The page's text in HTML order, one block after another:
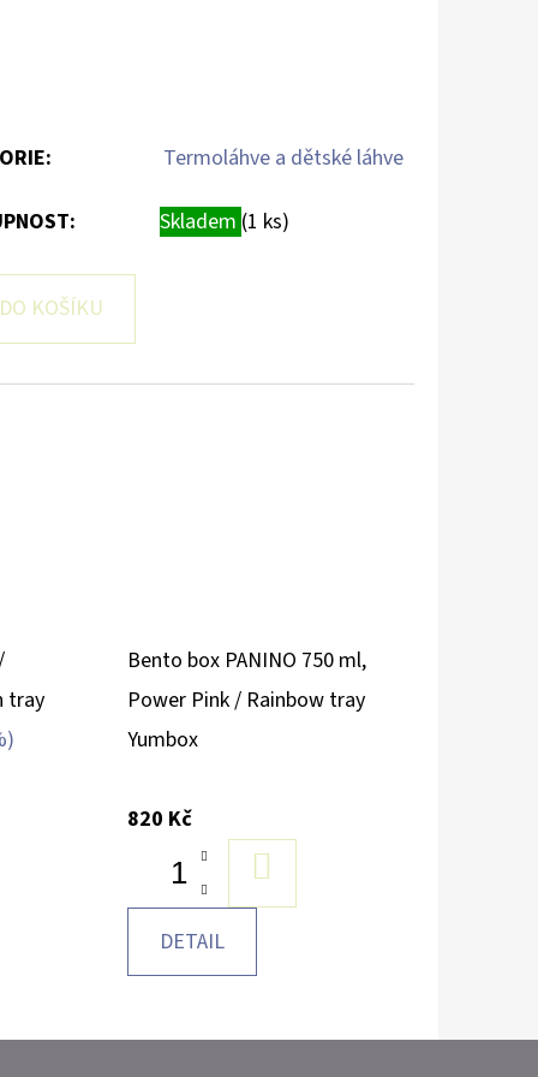
: Termoláhve a dětské láhve
Skladem (1 ks)
DO KOŠÍKU
tray
Bento box PANINO 750 ml,
Power Pink / Rainbow tray
Yumbox
820 Kč
KOŠÍKU
DETAIL